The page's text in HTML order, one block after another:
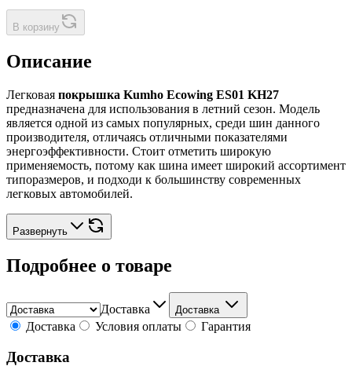
В корзину
Описание
Легковая покрышка Kumho Ecowing ES01 KH27
предназначена для использования в летний сезон. Модель
является одной из самых популярных, среди шин данного
производителя, отличаясь отличными показателями
энергоэффективности. Стоит отметить широкую
применяемость, потому как шина имеет широкий ассортимент
типоразмеров, и подходи к большинству современных
легковых автомобилей.
Развернуть
Подробнее о товаре
Доставка Доставка
Доставка Условия оплаты Гарантия
Доставка